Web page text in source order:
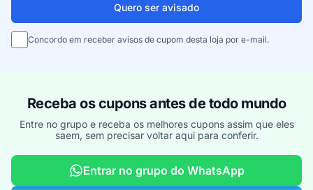
Quero ser avisado
Concordo em receber avisos de cupom desta loja por e-mail.
Receba os cupons antes de todo mundo
Entre no grupo e receba os melhores cupons assim que eles
saem, sem precisar voltar aqui para conferir.
Entrar no grupo do WhatsApp